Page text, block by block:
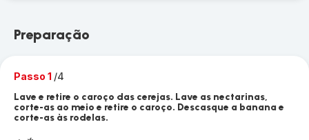
Preparação
Passo 1 /4
Lave e retire o caroço das cerejas. Lave as nectarinas,
corte-as ao meio e retire o caroço. Descasque a banana e
corte-as às rodelas.